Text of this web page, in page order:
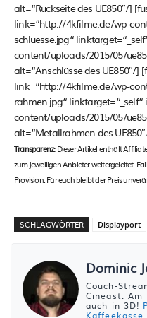
alt=“Rückseite des UE850″/]
link=“http://4kfilme.de/wp-
schluesse.jpg“
content/uploads/2015/05/
alt=“Anschlüsse des UE850″/]
link=“http://4kfilme.de/wp-
rahmen.jpg“
content/uploads/2015/05/
alt=“Metallrahmen des
Transparenz:Dieser Artikel enthält
zum jeweiligen Anbieter weitergeleitet.
Provision. Für euch bleibt der Preis
SCHLAGWÖRTER Displayport
Dominic
Couch-
Cineast.
auch in 3D!
Kaffeekasse